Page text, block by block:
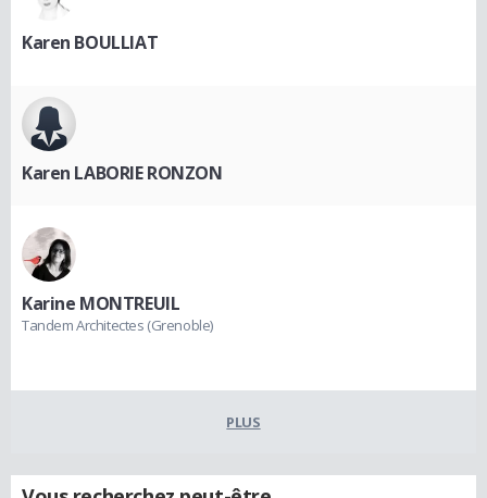
Karen BOULLIAT
Karen LABORIE RONZON
Karine MONTREUIL
Tandem Architectes (Grenoble)
PLUS